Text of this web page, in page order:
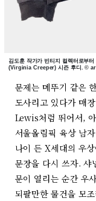
김도훈 작가가 빈티지 컬렉터로부
(Virginia Creeper) 시즌 후디. ©
문제는 메뚜기 같은
도사리고 있다가 매
Lewis처럼 뛰어서,
서울올림픽 육상 남
나이 든 X세대의 우
문장을 다시 쓰자. 샤
문이 열리는 순간 우
되팔만한 물건을 모